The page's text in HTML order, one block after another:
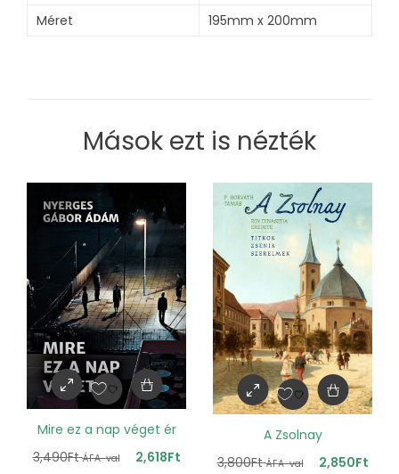
Méret
195mm x 200mm
Mások ezt is nézték
Mire ez a nap véget ér
3,490Ft ÁFA-val 2,618Ft
A Zsolnay
3,800Ft ÁFA-val 2,850Ft